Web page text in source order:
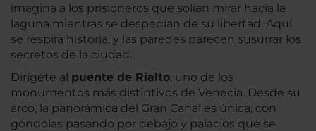
imagina a los prisioneros que solían mirar hacia la
laguna mientras se despedían de su libertad. Aquí
se respira historia, y las paredes parecen susurrar los
secretos de la ciudad.
Dirígete al puente de Rialto, uno de los
monumentos más distintivos de Venecia. Desde su
arco, la panorámica del Gran Canal es única, con
góndolas pasando por debajo y palacios que se